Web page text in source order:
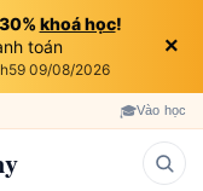
khoá học!
toán
09/08/2026
×
🎓Vào học